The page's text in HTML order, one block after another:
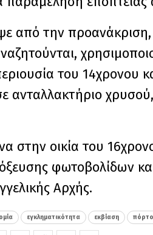
από την προανάκριση,
του 14χρονου
ανταλλακτήριο
στην οικία του
φωτοβολίδων
Αρχής.
εγκληματικότητα εκβίαση